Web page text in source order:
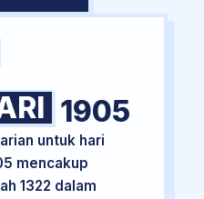
1905
untuk hari
mencakup
1322 dalam